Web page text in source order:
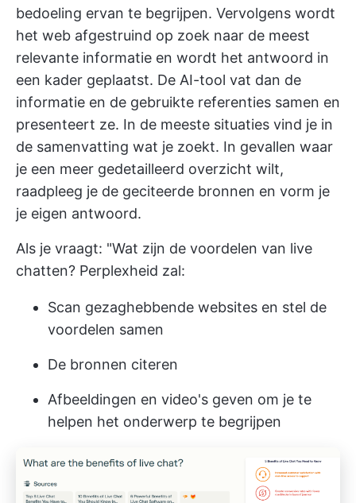
bedoeling ervan te begrijpen. Vervolgens wordt
het web afgestruind op zoek naar de meest
relevante informatie en wordt het antwoord in
een kader geplaatst. De AI-tool vat dan de
informatie en de gebruikte referenties samen en
presenteert ze. In de meeste situaties vind je in
de samenvatting wat je zoekt. In gevallen waar
je een meer gedetailleerd overzicht wilt,
raadpleeg je de geciteerde bronnen en vorm je
je eigen antwoord.
Als je vraagt: "Wat zijn de voordelen van live
chatten? Perplexheid zal:
Scan gezaghebbende websites en stel de
voordelen samen
De bronnen citeren
Afbeeldingen en video's geven om je te
helpen het onderwerp te begrijpen